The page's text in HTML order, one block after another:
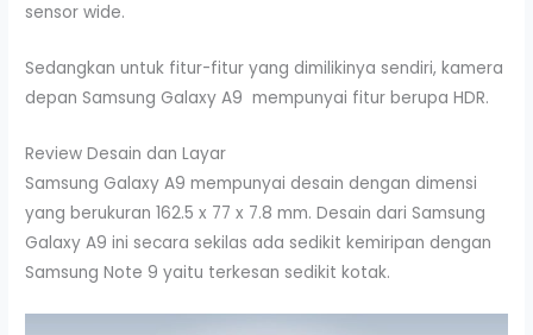
sensor wide.
Sedangkan untuk fitur-fitur yang dimilikinya sendiri, kamera
depan Samsung Galaxy A9 mempunyai fitur berupa HDR.
Review Desain dan Layar
Samsung Galaxy A9 mempunyai desain dengan dimensi
yang berukuran 162.5 x 77 x 7.8 mm. Desain dari Samsung
Galaxy A9 ini secara sekilas ada sedikit kemiripan dengan
Samsung Note 9 yaitu terkesan sedikit kotak.